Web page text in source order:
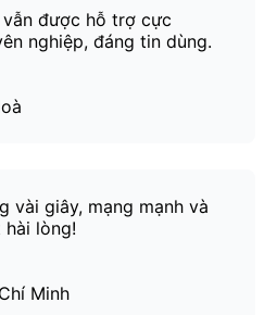
được hỗ trợ cực
nghiệp, đáng tin dùng.
vài giây, mạng mạnh và
hài lòng!
Minh